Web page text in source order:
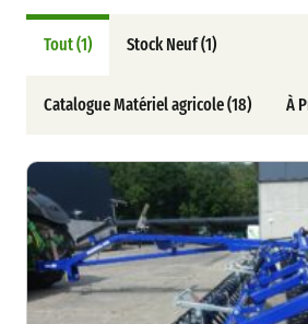
Tout (1) Stock Neuf (1)
Catalogue Matériel agricole (18) À